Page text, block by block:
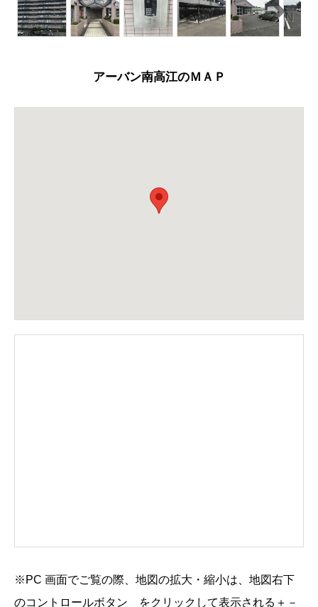
N
ext
アーバン南高江のＭＡＰ
※PC 画面でご覧の際、地図の拡大・縮小は、地図右下
のコントロールボタン
をクリックして表示される ＋ －